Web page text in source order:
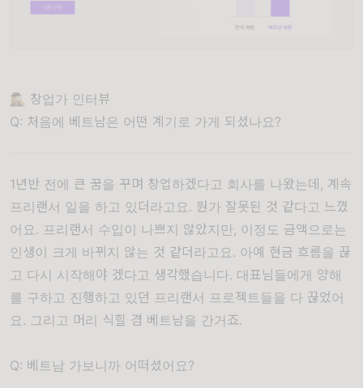
🕵🏼‍♀️ 창업가 인터뷰
Q: 처음에 베트남은 어떤 계기로 가게 되셨나요?
1년반 전에 큰 꿈을 꾸며 창업하겠다고 회사를 나왔는데, 계속
프리랜서 일을 하고 있더라고요. 뭔가 잘못된 것 같다고 느꼈
어요. 프리랜서 수입이 나쁘지 않았지만, 이정도 금액으로는
인생이 크게 바뀌지 않는 것 같더라고요. 아예 현금 흐름을 끊
고 다시 시작해야 겠다고 생각했습니다. 대표님들에게 양해
를 구하고 진행하고 있던 프리랜서 프로젝트들을 다 끊었어
요. 그리고 머리 식힐 겸 베트남을 간거죠.
Q: 베트남 가보니까 어떠셨어요?